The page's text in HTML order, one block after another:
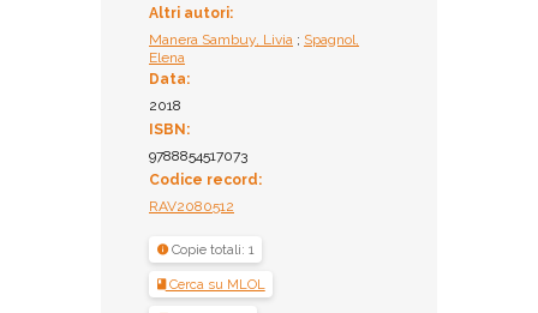
Altri autori:
Manera Sambuy, Livia ; Spagnol,
Elena
Data:
2018
ISBN:
9788854517073
Codice record:
RAV2080512
Copie totali: 1
Cerca su MLOL